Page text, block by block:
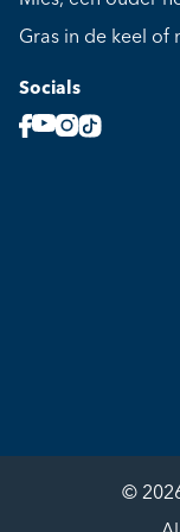
Gras in de keel of
Socials
©